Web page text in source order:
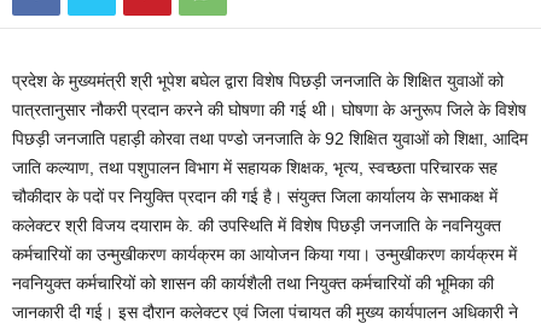
प्रदेश के मुख्यमंत्री श्री भूपेश बघेल द्वारा विशेष पिछड़ी जनजाति के शिक्षित युवाओं को
पात्रतानुसार नौकरी प्रदान करने की घोषणा की गई थी। घोषणा के अनुरूप जिले के विशेष
पिछड़ी जनजाति पहाड़ी कोरवा तथा पण्डो जनजाति के 92 शिक्षित युवाओं को शिक्षा, आदिम
जाति कल्याण, तथा पशुपालन विभाग में सहायक शिक्षक, भृत्य, स्वच्छता परिचारक सह
चौकीदार के पदों पर नियुक्ति प्रदान की गई है। संयुक्त जिला कार्यालय के सभाकक्ष में
कलेक्टर श्री विजय दयाराम के. की उपस्थिति में विशेष पिछड़ी जनजाति के नवनियुक्त
कर्मचारियों का उन्मुखीकरण कार्यक्रम का आयोजन किया गया। उन्मुखीकरण कार्यक्रम में
नवनियुक्त कर्मचारियों को शासन की कार्यशैली तथा नियुक्त कर्मचारियों की भूमिका की
जानकारी दी गई। इस दौरान कलेक्टर एवं जिला पंचायत की मुख्य कार्यपालन अधिकारी ने